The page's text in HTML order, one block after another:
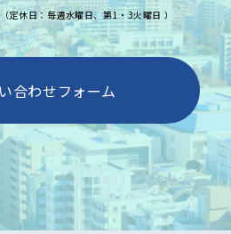
休日：毎週水曜日、第1・3火曜日 ）
合わせフォーム